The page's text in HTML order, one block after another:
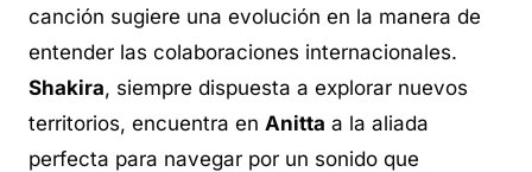
canción sugiere una evolución en la manera de
entender las colaboraciones internacionales.
Shakira, siempre dispuesta a explorar nuevos
territorios, encuentra en Anitta a la aliada
perfecta para navegar por un sonido que